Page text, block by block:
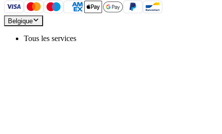
Belgique
Tous les services